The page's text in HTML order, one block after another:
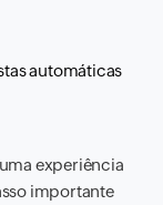
automáticas
experiência
importante